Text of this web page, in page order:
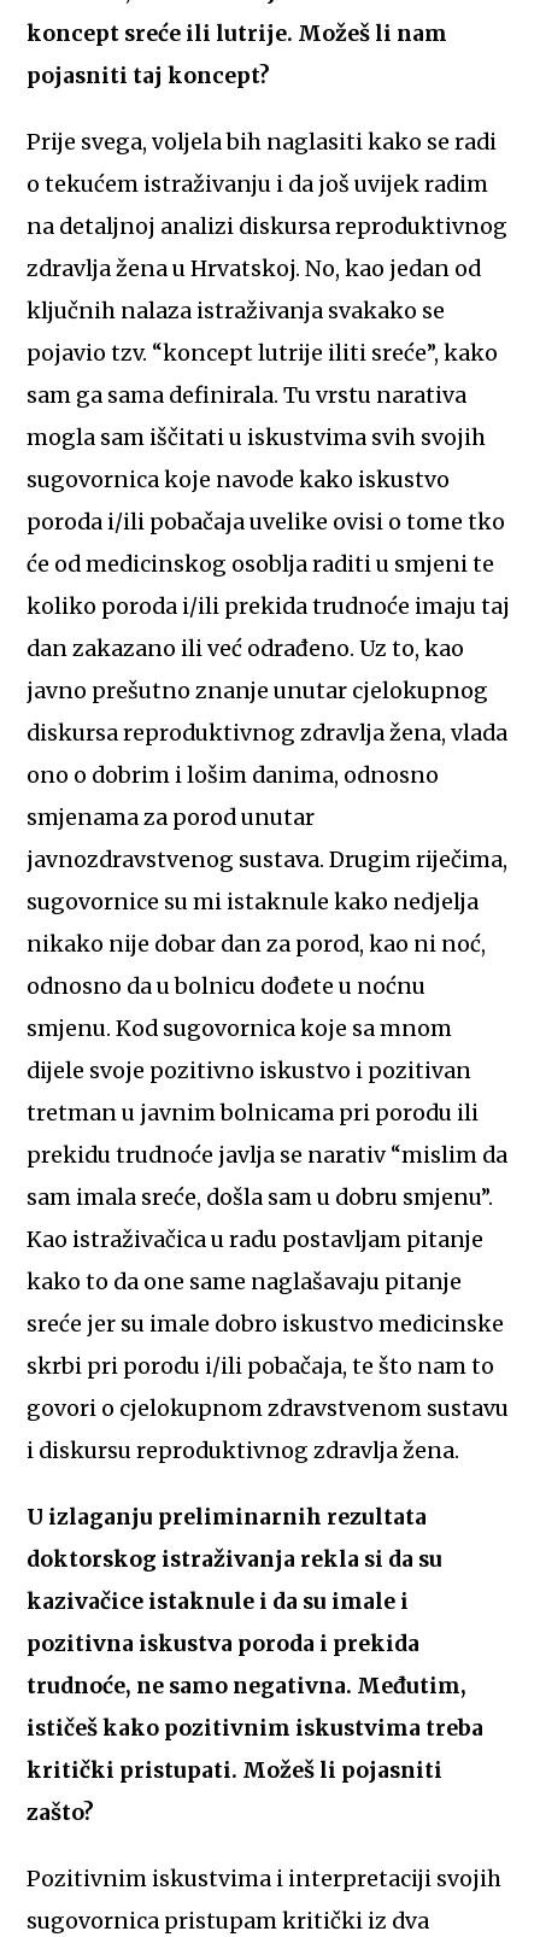
koncept sreće ili lutrije. Možeš li nam
pojasniti taj koncept?
Prije svega, voljela bih naglasiti kako se radi
o tekućem istraživanju i da još uvijek radim
na detaljnoj analizi diskursa reproduktivnog
zdravlja žena u Hrvatskoj. No, kao jedan od
ključnih nalaza istraživanja svakako se
pojavio tzv. “koncept lutrije iliti sreće”, kako
sam ga sama definirala. Tu vrstu narativa
mogla sam iščitati u iskustvima svih svojih
sugovornica koje navode kako iskustvo
poroda i/ili pobačaja uvelike ovisi o tome tko
će od medicinskog osoblja raditi u smjeni te
koliko poroda i/ili prekida trudnoće imaju taj
dan zakazano ili već odrađeno. Uz to, kao
javno prešutno znanje unutar cjelokupnog
diskursa reproduktivnog zdravlja žena, vlada
ono o dobrim i lošim danima, odnosno
smjenama za porod unutar
javnozdravstvenog sustava. Drugim riječima,
sugovornice su mi istaknule kako nedjelja
nikako nije dobar dan za porod, kao ni noć,
odnosno da u bolnicu dođete u noćnu
smjenu. Kod sugovornica koje sa mnom
dijele svoje pozitivno iskustvo i pozitivan
tretman u javnim bolnicama pri porodu ili
prekidu trudnoće javlja se narativ “mislim da
sam imala sreće, došla sam u dobru smjenu”.
Kao istraživačica u radu postavljam pitanje
kako to da one same naglašavaju pitanje
sreće jer su imale dobro iskustvo medicinske
skrbi pri porodu i/ili pobačaja, te što nam to
govori o cjelokupnom zdravstvenom sustavu
i diskursu reproduktivnog zdravlja žena.
U izlaganju preliminarnih rezultata
doktorskog istraživanja rekla si da su
kazivačice istaknule i da su imale i
pozitivna iskustva poroda i prekida
trudnoće, ne samo negativna. Međutim,
ističeš kako pozitivnim iskustvima treba
kritički pristupati. Možeš li pojasniti
zašto?
Pozitivnim iskustvima i interpretaciji svojih
sugovornica pristupam kritički iz dva